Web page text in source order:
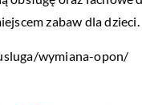
zabaw dla dzieci.
wymiana-opon/